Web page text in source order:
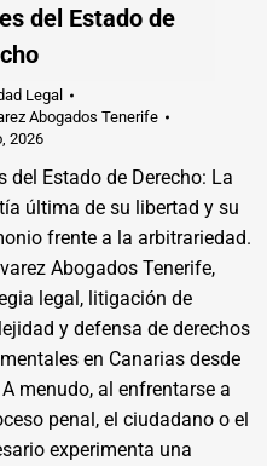
del Estado de
Legal
Abogados Tenerife
2026
del Estado de Derecho: La
última de su libertad y su
frente a la arbitrariedad.
Abogados Tenerife,
legal, litigación de
y defensa de derechos
en Canarias desde
menudo, al enfrentarse a
penal, el ciudadano o el
experimenta una